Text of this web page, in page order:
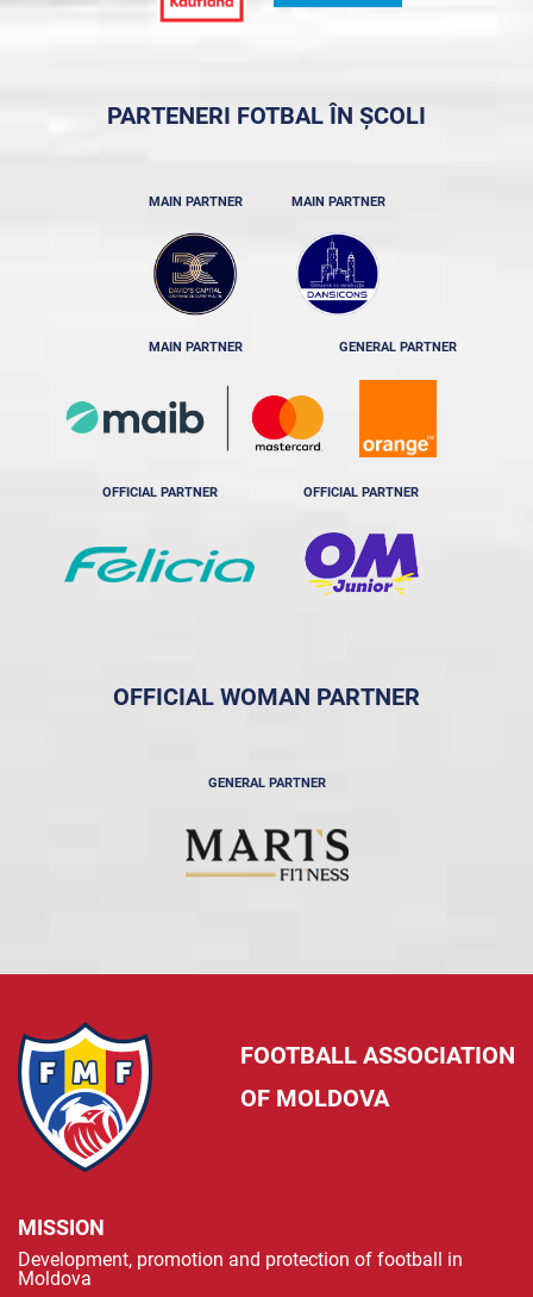
PARTENERI FOTBAL ÎN ȘCOLI
MAIN PARTNER MAIN PARTNER
MAIN PARTNER GENERAL PARTNER
OFFICIAL PARTNER OFFICIAL PARTNER
OFFICIAL WOMAN PARTNER
GENERAL PARTNER
FOOTBALL ASSOCIATION
OF MOLDOVA
MISSION
Development, promotion and protection of football in
Moldova